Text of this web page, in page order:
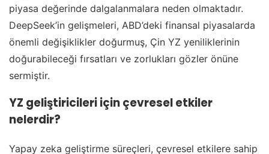
piyasa değerinde dalgalanmalara neden olmaktadır.
DeepSeek’in gelişmeleri, ABD’deki finansal piyasalarda
önemli değişiklikler doğurmuş, Çin YZ yeniliklerinin
doğurabileceği fırsatları ve zorlukları gözler önüne
sermiştir.
YZ geliştiricileri için çevresel etkiler
nelerdir?
Yapay zeka geliştirme süreçleri, çevresel etkilere sahip